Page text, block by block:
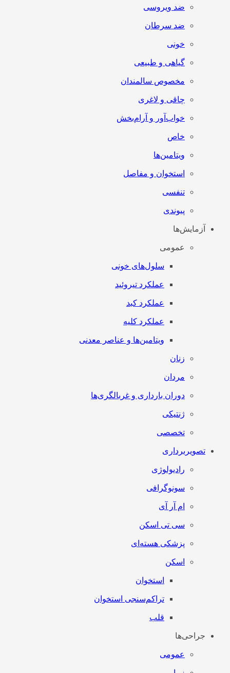
ضد ویروسی
ضد سرطان
خونی
گیاهی و طبیعی
مخصوص سالمندان
چاقی و لاغری
خواب‌آور و آرام‌بخش
خاص
ویتامین‌ها
استخوان و مفاصل
تنفسی
پیوندی
آزمایش‌ها
عمومی
سلول‌های خونی
عملکرد تیروئید
عملکرد کبد
عملکرد کلیه
ویتامین‌ها و عناصر معدنی
زنان
مردان
دوران بارداری و غربالگری‌ها
ژنتیکی
تخصصی
تصویربرداری
رادیولوژی
سونوگرافی
ام آر آی
سی تی اسکن
پزشکی هسته‌ای
اسکن
استخوان
تراکم‌سنجی استخوان
قلب
جراحی‌ها
عمومی